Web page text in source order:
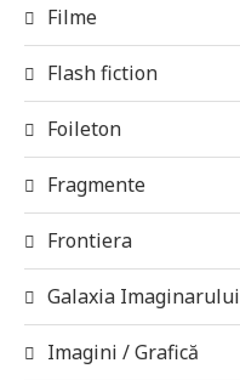
Filme
Flash fiction
Foileton
Fragmente
Frontiera
Galaxia Imaginarului
Imagini / Grafică